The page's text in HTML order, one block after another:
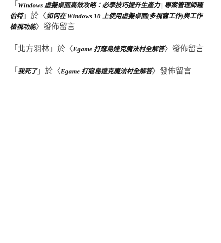
「 Windows 虛擬桌面高效攻略：必學技巧提升生產力 | 專案管理師羅
伯特」於〈如何在 Windows 10 上使用虛擬桌面(多視窗工作)與工作
檢視功能〉發佈留言
「 北方羽林 」於〈Egame 打寇島達克魔法村全解答〉發佈留言
「 我死了」於〈Egame 打寇島達克魔法村全解答〉發佈留言